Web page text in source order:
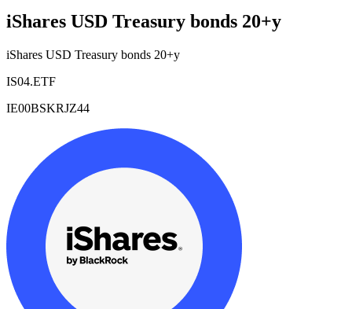
iShares USD Treasury bonds 20+y
iShares USD Treasury bonds 20+y
IS04.ETF
IE00BSKRJZ44